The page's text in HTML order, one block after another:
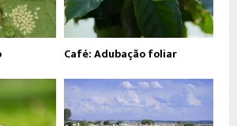
Café: Adubação foliar